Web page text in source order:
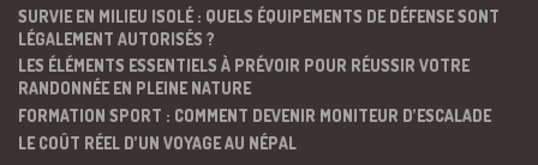
SURVIE EN MILIEU ISOLÉ : QUELS ÉQUIPEMENTS DE DÉFENSE SONT
LÉGALEMENT AUTORISÉS ?
LES ÉLÉMENTS ESSENTIELS À PRÉVOIR POUR RÉUSSIR VOTRE
RANDONNÉE EN PLEINE NATURE
FORMATION SPORT : COMMENT DEVENIR MONITEUR D’ESCALADE
LE COÛT RÉEL D’UN VOYAGE AU NÉPAL